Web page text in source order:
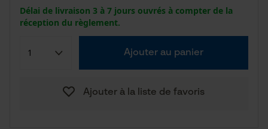
Délai de livraison 3 à 7 jours ouvrés à compter de la
réception du règlement.
Ajouter au panier
Ajouter à la liste de favoris